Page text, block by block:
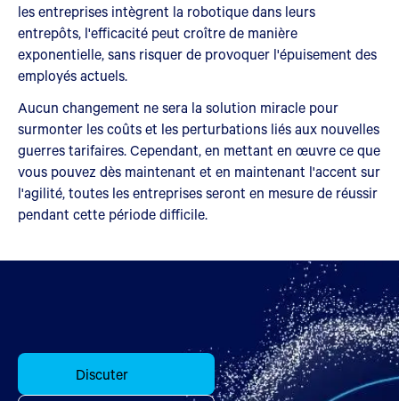
les entreprises intègrent la robotique dans leurs
entrepôts, l'efficacité peut croître de manière
exponentielle, sans risquer de provoquer l'épuisement des
employés actuels.
Aucun changement ne sera la solution miracle pour
surmonter les coûts et les perturbations liés aux nouvelles
guerres tarifaires. Cependant, en mettant en œuvre ce que
vous pouvez dès maintenant et en maintenant l'accent sur
l'agilité, toutes les entreprises seront en mesure de réussir
pendant cette période difficile.
Discuter